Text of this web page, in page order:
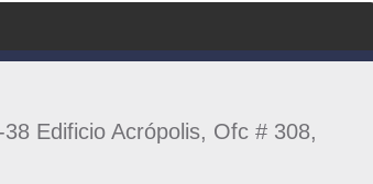
Edificio Acrópolis, Ofc # 308,